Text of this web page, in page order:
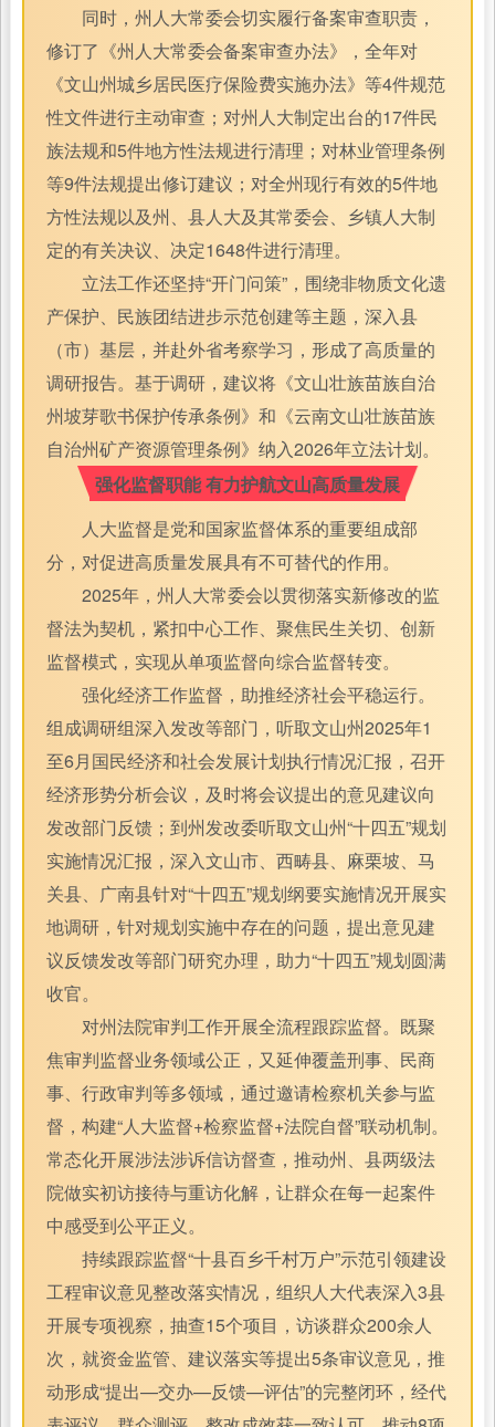
同时，州人大常委会切实履行备案审查职责，
修订了《州人大常委会备案审查办法》，全年对
《文山州城乡居民医疗保险费实施办法》等4件规范
性文件进行主动审查；对州人大制定出台的17件民
族法规和5件地方性法规进行清理；对林业管理条例
等9件法规提出修订建议；对全州现行有效的5件地
方性法规以及州、县人大及其常委会、乡镇人大制
定的有关决议、决定1648件进行清理。
立法工作还坚持“开门问策”，围绕非物质文化遗
产保护、民族团结进步示范创建等主题，深入县
（市）基层，并赴外省考察学习，形成了高质量的
调研报告。基于调研，建议将《文山壮族苗族自治
州坡芽歌书保护传承条例》和《云南文山壮族苗族
自治州矿产资源管理条例》纳入2026年立法计划。
强化监督职能 有力护航文山高质量发展
人大监督是党和国家监督体系的重要组成部
分，对促进高质量发展具有不可替代的作用。
2025年，州人大常委会以贯彻落实新修改的监
督法为契机，紧扣中心工作、聚焦民生关切、创新
监督模式，实现从单项监督向综合监督转变。
强化经济工作监督，助推经济社会平稳运行。
组成调研组深入发改等部门，听取文山州2025年1
至6月国民经济和社会发展计划执行情况汇报，召开
经济形势分析会议，及时将会议提出的意见建议向
发改部门反馈；到州发改委听取文山州“十四五”规划
实施情况汇报，深入文山市、西畴县、麻栗坡、马
关县、广南县针对“十四五”规划纲要实施情况开展实
地调研，针对规划实施中存在的问题，提出意见建
议反馈发改等部门研究办理，助力“十四五”规划圆满
收官。
对州法院审判工作开展全流程跟踪监督。既聚
焦审判监督业务领域公正，又延伸覆盖刑事、民商
事、行政审判等多领域，通过邀请检察机关参与监
督，构建“人大监督+检察监督+法院自督”联动机制。
常态化开展涉法涉诉信访督查，推动州、县两级法
院做实初访接待与重访化解，让群众在每一起案件
中感受到公平正义。
持续跟踪监督“十县百乡千村万户”示范引领建设
工程审议意见整改落实情况，组织人大代表深入3县
开展专项视察，抽查15个项目，访谈群众200余人
次，就资金监管、建议落实等提出5条审议意见，推
动形成“提出—交办—反馈—评估”的完整闭环，经代